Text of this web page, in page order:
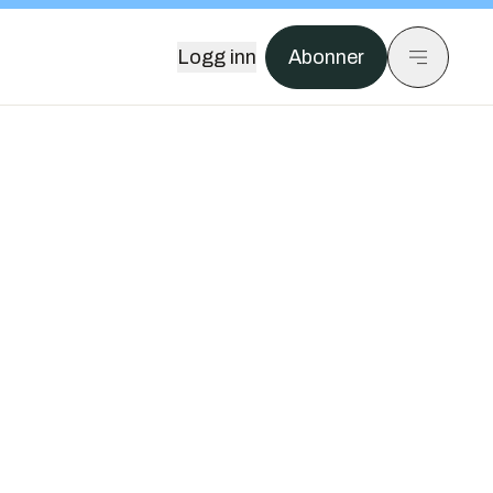
Logg inn Abonner